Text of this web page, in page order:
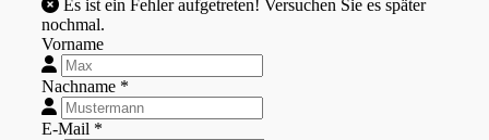
nochmal.
Vorname
Nachname *
E-Mail *